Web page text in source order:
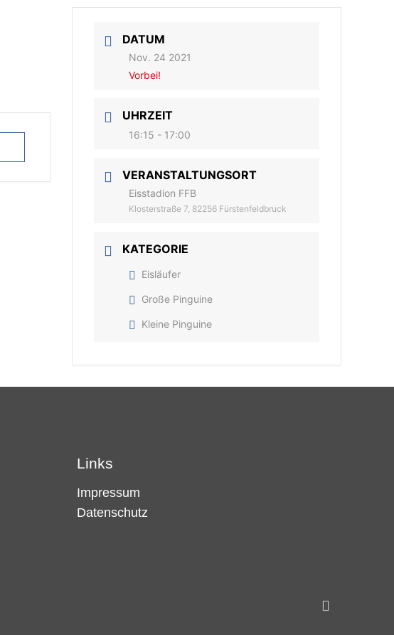
DATUM
Nov. 24 2021
Vorbei!
UHRZEIT
16:15 - 17:00
VERANSTALTUNGSORT
Eisstadion FFB
Klosterstraße 7, 82256 Fürstenfeldbruck
KATEGORIE
Eisläufer
Große Pinguine
Kleine Pinguine
Links
Impressum
Datenschutz